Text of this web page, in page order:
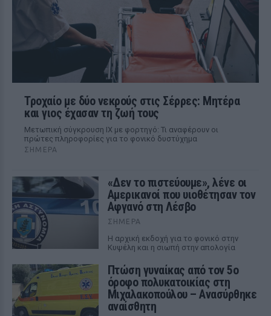
Τροχαίο με δύο νεκρούς στις Σέρρες: Μητέρα
και γιος έχασαν τη ζωή τους
Μετωπική σύγκρουση ΙΧ με φορτηγό: Τι αναφέρουν οι
πρώτες πληροφορίες για το φονικό δυστύχημα
ΣΉΜΕΡΑ
«Δεν το πιστεύουμε», λένε οι
Αμερικανοί που υιοθέτησαν τον
Αφγανό στη Λέσβο
ΣΉΜΕΡΑ
Η αρχική εκδοχή για το φονικό στην
Κυψέλη και η σιωπή στην απολογία
Πτώση γυναίκας από τον 5ο
όροφο πολυκατοικίας στη
Μιχαλακοπούλου – Ανασύρθηκε
αναίσθητη